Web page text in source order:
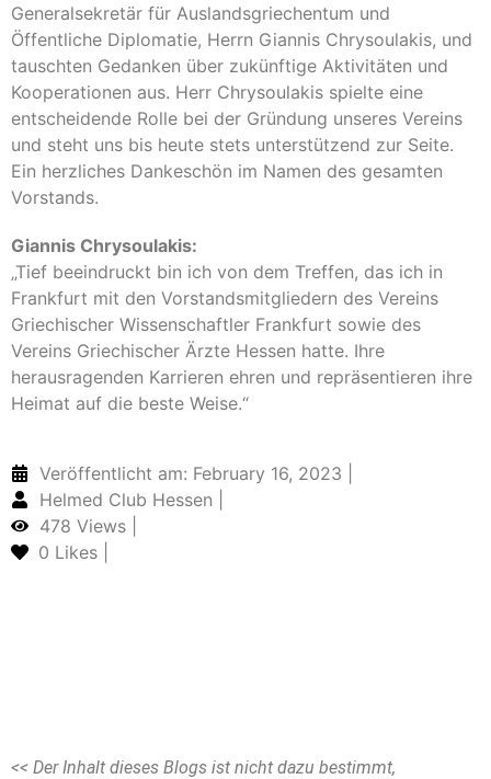
Generalsekretär für Auslandsgriechentum und
Öffentliche Diplomatie, Herrn Giannis Chrysoulakis, und
tauschten Gedanken über zukünftige Aktivitäten und
Kooperationen aus. Herr Chrysoulakis spielte eine
entscheidende Rolle bei der Gründung unseres Vereins
und steht uns bis heute stets unterstützend zur Seite.
Ein herzliches Dankeschön im Namen des gesamten
Vorstands.
Giannis Chrysoulakis:
„Tief beeindruckt bin ich von dem Treffen, das ich in
Frankfurt mit den Vorstandsmitgliedern des Vereins
Griechischer Wissenschaftler Frankfurt sowie des
Vereins Griechischer Ärzte Hessen hatte. Ihre
herausragenden Karrieren ehren und repräsentieren ihre
Heimat auf die beste Weise.“
Veröffentlicht am: February 16, 2023 |
Helmed Club Hessen |
478 Views |
0 Likes |
<< Der Inhalt dieses Blogs ist nicht dazu bestimmt,